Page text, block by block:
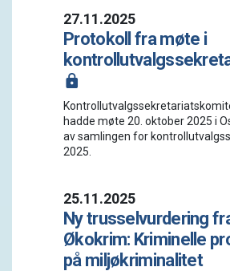
27.11.2025
Protokoll fra møte i
hadde møte 20. oktober 2025 i
av samlingen for
2025.
25.11.2025
Ny trusselvurdering
Økokrim: Kriminelle
på miljøkriminalitet